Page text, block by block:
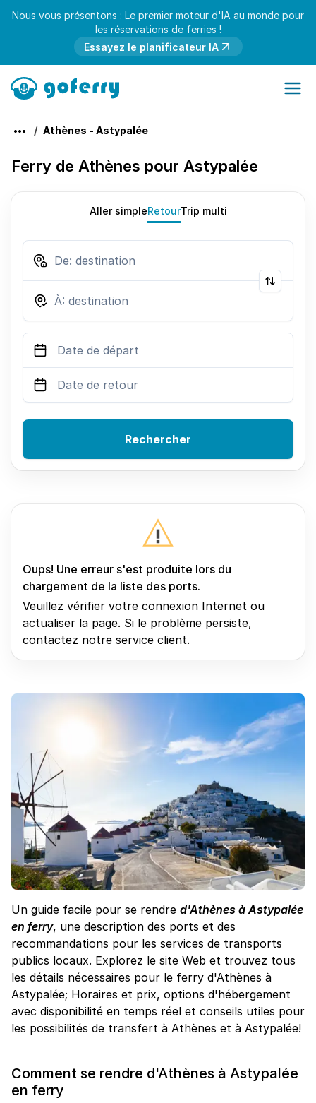
Nous vous présentons : Le premier moteur d'IA au monde pour
les réservations de ferries !
Essayez le planificateur IA
Athènes - Astypalée
Ferry de Athènes pour Astypalée
Un guide facile pour se rendre d'Athènes à Astypalée
en ferry, une description des ports et des
recommandations pour les services de transports
publics locaux. Explorez le site Web et trouvez tous
les détails nécessaires pour le ferry d'Athènes à
Astypalée; Horaires et prix, options d'hébergement
avec disponibilité en temps réel et conseils utiles pour
les possibilités de transfert à Athènes et à Astypalée!
Comment se rendre d'Athènes à Astypalée
en ferry
Aller simpleRetourTrip multi
Rechercher
Oups! Une erreur s'est produite lors du
chargement de la liste des ports.
Veuillez vérifier votre connexion Internet ou
actualiser la page. Si le problème persiste,
contactez notre service client.